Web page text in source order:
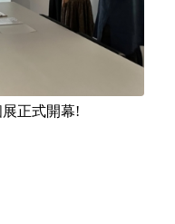
展正式開幕!